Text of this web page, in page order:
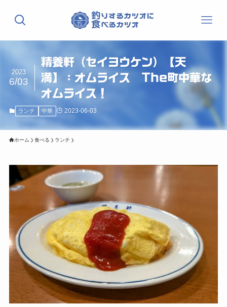
精養軒（セイヨウケン）【天
満】：オムライス The町中華な
オムライス！
2023
6/03
ランチ 中華 2023-06-03
ホーム 食べる ランチ